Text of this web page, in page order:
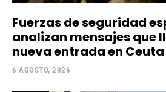
Fuerzas de seguridad
analizan mensajes que
nueva entrada en Ceuta
6 AGOSTO, 2026